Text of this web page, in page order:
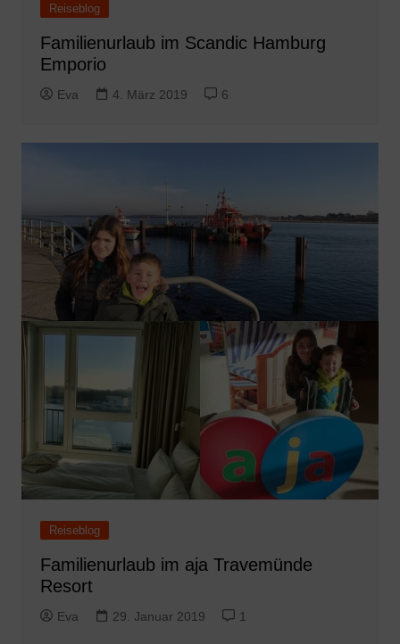
Reiseblog
Familienurlaub im Scandic Hamburg
Emporio
Eva 4. März 2019 6
Reiseblog
Familienurlaub im aja Travemünde
Resort
Eva 29. Januar 2019 1